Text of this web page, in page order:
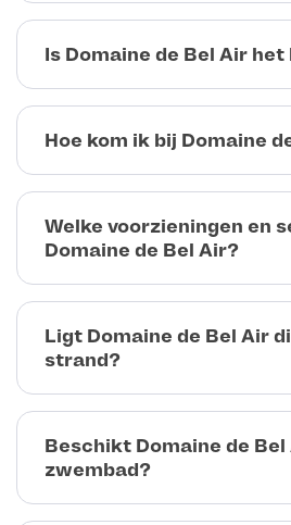
Is Domaine de Bel Air
Hoe kom ik bij Domaine
Welke voorzieningen en
Domaine de Bel Air?
Ligt Domaine de Bel Air
strand?
Beschikt Domaine de Bel
zwembad?